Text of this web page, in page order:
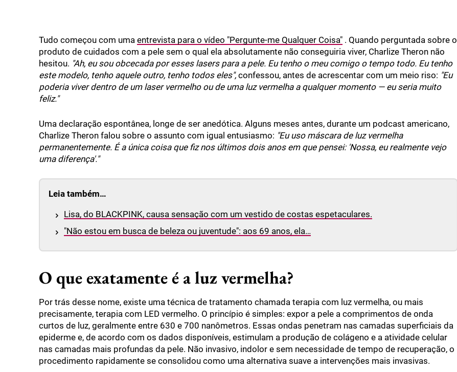
Tudo começou com uma entrevista para o vídeo "Pergunte-me Qualquer Coisa" . Quando perguntada sobre o
produto de cuidados com a pele sem o qual ela absolutamente não conseguiria viver, Charlize Theron não
hesitou. "Ah, eu sou obcecada por esses lasers para a pele. Eu tenho o meu comigo o tempo todo. Eu tenho
este modelo, tenho aquele outro, tenho todos eles", confessou, antes de acrescentar com um meio riso: "Eu
poderia viver dentro de um laser vermelho ou de uma luz vermelha a qualquer momento — eu seria muito
feliz."
Uma declaração espontânea, longe de ser anedótica. Alguns meses antes, durante um podcast americano,
Charlize Theron falou sobre o assunto com igual entusiasmo: "Eu uso máscara de luz vermelha
permanentemente. É a única coisa que fiz nos últimos dois anos em que pensei: 'Nossa, eu realmente vejo
uma diferença'."
Leia também…
Lisa, do BLACKPINK, causa sensação com um vestido de costas espetaculares.
"Não estou em busca de beleza ou juventude": aos 69 anos, ela…
O que exatamente é a luz vermelha?
Por trás desse nome, existe uma técnica de tratamento chamada terapia com luz vermelha, ou mais
precisamente, terapia com LED vermelho. O princípio é simples: expor a pele a comprimentos de onda
curtos de luz, geralmente entre 630 e 700 nanômetros. Essas ondas penetram nas camadas superficiais da
epiderme e, de acordo com os dados disponíveis, estimulam a produção de colágeno e a atividade celular
nas camadas mais profundas da pele. Não invasivo, indolor e sem necessidade de tempo de recuperação, o
procedimento rapidamente se consolidou como uma alternativa suave a intervenções mais invasivas.